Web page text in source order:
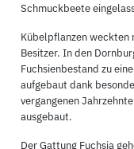
Schmuckbeete
Kübelpflanzen
Besitzer. In den
Fuchsienbestand zu
aufgebaut dank
vergangenen
ausgebaut.
Der Gattung Fuchsia